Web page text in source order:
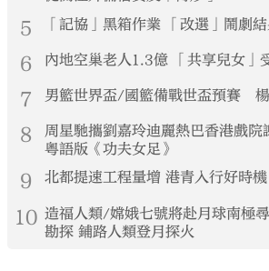
5 「記協」黑箱作業 「改選」鬧劇
6 內地空巢老人1.3億 「共享兒女」
7 男籃世界盃/國籃備戰世盃預賽
8
周星馳攜劉嘉玲迪麗熱巴香港戲院
粵語版《功夫女足》
9 北都提速工程量增 港青入行好時機
10 造福人類/嫦娥七號將赴月球南極
勘探 鋪路人類登月探火